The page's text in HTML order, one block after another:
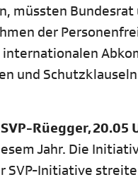
müssten
der
und
Rüegger, 20.05
Jahr. Die
SVP-Initiative